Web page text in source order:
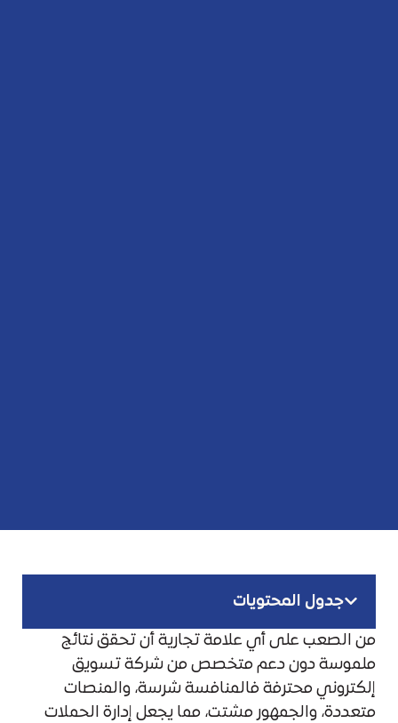
جدول المحتويات
من الصعب على أي علامة تجارية أن تحقق نتائج
ملموسة دون دعم متخصص من شركة تسويق
إلكتروني محترفة فالمنافسة شرسة، والمنصات
متعددة، والجمهور مشتت، مما يجعل إدارة الحملات